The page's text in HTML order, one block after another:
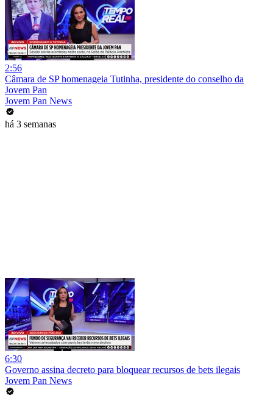
2:56
Câmara de SP homenageia Tutinha, presidente do conselho da
Jovem Pan
Jovem Pan News
há 3 semanas
6:30
Governo assina decreto para bloquear recursos de bets ilegais
Jovem Pan News